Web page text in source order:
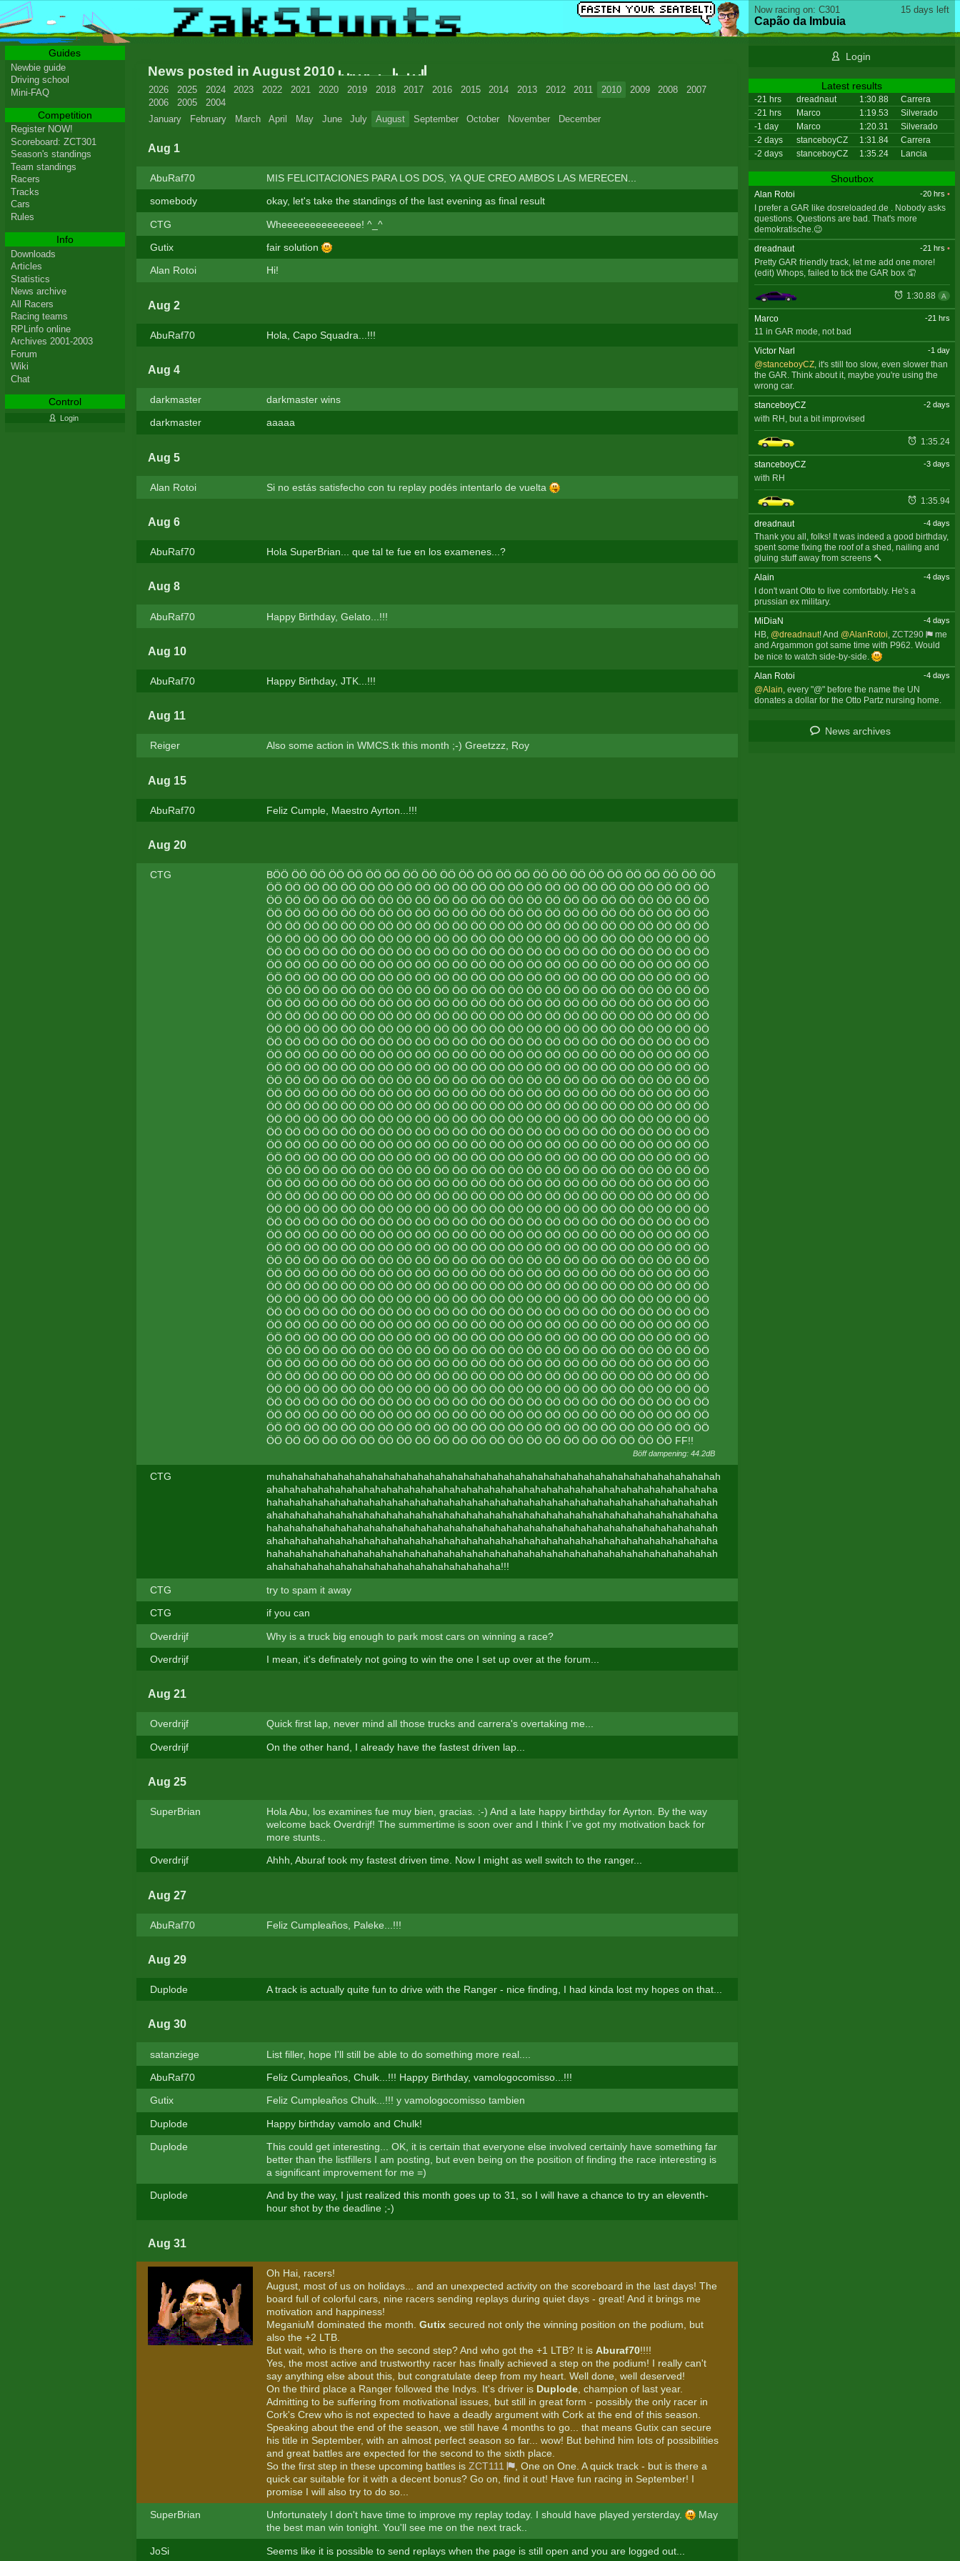
News posted in August 2010
2026 2025 2024 2023 2022 2021 2020 2019 2018 2017 2016 2015 2014 2013 2012 2011 2010 2009 2008
2007
2006
2005
2004
January
February March April May June July August September October November December
Aug 1
AbuRaf70 MIS FELICITACIONES PARA LOS DOS, YA QUE CREO AMBOS LAS MERECEN...
somebody okay, let's take the standings of the last evening as final result
CTG Wheeeeeeeeeeeeee! ^_^
Gutix fair solution
Alan Rotoi Hi!
Aug 2
AbuRaf70 Hola, Capo Squadra...!!!
Aug 4
darkmaster darkmaster wins
darkmaster aaaaa
Aug 5
Alan Rotoi Si no estás satisfecho con tu replay podés intentarlo de vuelta
Aug 6
AbuRaf70 Hola SuperBrian... que tal te fue en los examenes...?
Aug 8
AbuRaf70 Happy Birthday, Gelato...!!!
Aug 10
AbuRaf70 Happy Birthday, JTK...!!!
Aug 11
Reiger Also some action in WMCS.tk this month ;-) Greetzzz, Roy
Aug 15
AbuRaf70 Feliz Cumple, Maestro Ayrton...!!!
Aug 20
CTG
BÖÖ ÖÖ ÖÖ ÖÖ ÖÖ ÖÖ ÖÖ ÖÖ ÖÖ ÖÖ ÖÖ ÖÖ ÖÖ ÖÖ ÖÖ ÖÖ ÖÖ ÖÖ ÖÖ ÖÖ ÖÖ ÖÖ ÖÖ ÖÖ
ÖÖ ÖÖ ÖÖ ÖÖ ÖÖ ÖÖ ÖÖ ÖÖ ÖÖ ÖÖ ÖÖ ÖÖ ÖÖ ÖÖ ÖÖ ÖÖ ÖÖ ÖÖ ÖÖ ÖÖ ÖÖ ÖÖ ÖÖ ÖÖ
ÖÖ ÖÖ ÖÖ ÖÖ ÖÖ ÖÖ ÖÖ ÖÖ ÖÖ ÖÖ ÖÖ ÖÖ ÖÖ ÖÖ ÖÖ ÖÖ ÖÖ ÖÖ ÖÖ ÖÖ ÖÖ ÖÖ ÖÖ ÖÖ
ÖÖ ÖÖ ÖÖ ÖÖ ÖÖ ÖÖ ÖÖ ÖÖ ÖÖ ÖÖ ÖÖ ÖÖ ÖÖ ÖÖ ÖÖ ÖÖ ÖÖ ÖÖ ÖÖ ÖÖ ÖÖ ÖÖ ÖÖ ÖÖ
ÖÖ ÖÖ ÖÖ ÖÖ ÖÖ ÖÖ ÖÖ ÖÖ ÖÖ ÖÖ ÖÖ ÖÖ ÖÖ ÖÖ ÖÖ ÖÖ ÖÖ ÖÖ ÖÖ ÖÖ ÖÖ ÖÖ ÖÖ ÖÖ
ÖÖ ÖÖ ÖÖ ÖÖ ÖÖ ÖÖ ÖÖ ÖÖ ÖÖ ÖÖ ÖÖ ÖÖ ÖÖ ÖÖ ÖÖ ÖÖ ÖÖ ÖÖ ÖÖ ÖÖ ÖÖ ÖÖ ÖÖ ÖÖ
ÖÖ ÖÖ ÖÖ ÖÖ ÖÖ ÖÖ ÖÖ ÖÖ ÖÖ ÖÖ ÖÖ ÖÖ ÖÖ ÖÖ ÖÖ ÖÖ ÖÖ ÖÖ ÖÖ ÖÖ ÖÖ ÖÖ ÖÖ ÖÖ
ÖÖ ÖÖ ÖÖ ÖÖ ÖÖ ÖÖ ÖÖ ÖÖ ÖÖ ÖÖ ÖÖ ÖÖ ÖÖ ÖÖ ÖÖ ÖÖ ÖÖ ÖÖ ÖÖ ÖÖ ÖÖ ÖÖ ÖÖ ÖÖ
ÖÖ ÖÖ ÖÖ ÖÖ ÖÖ ÖÖ ÖÖ ÖÖ ÖÖ ÖÖ ÖÖ ÖÖ ÖÖ ÖÖ ÖÖ ÖÖ ÖÖ ÖÖ ÖÖ ÖÖ ÖÖ ÖÖ ÖÖ ÖÖ
ÖÖ ÖÖ ÖÖ ÖÖ ÖÖ ÖÖ ÖÖ ÖÖ ÖÖ ÖÖ ÖÖ ÖÖ ÖÖ ÖÖ ÖÖ ÖÖ ÖÖ ÖÖ ÖÖ ÖÖ ÖÖ ÖÖ ÖÖ ÖÖ
ÖÖ ÖÖ ÖÖ ÖÖ ÖÖ ÖÖ ÖÖ ÖÖ ÖÖ ÖÖ ÖÖ ÖÖ ÖÖ ÖÖ ÖÖ ÖÖ ÖÖ ÖÖ ÖÖ ÖÖ ÖÖ ÖÖ ÖÖ ÖÖ
ÖÖ ÖÖ ÖÖ ÖÖ ÖÖ ÖÖ ÖÖ ÖÖ ÖÖ ÖÖ ÖÖ ÖÖ ÖÖ ÖÖ ÖÖ ÖÖ ÖÖ ÖÖ ÖÖ ÖÖ ÖÖ ÖÖ ÖÖ ÖÖ
ÖÖ ÖÖ ÖÖ ÖÖ ÖÖ ÖÖ ÖÖ ÖÖ ÖÖ ÖÖ ÖÖ ÖÖ ÖÖ ÖÖ ÖÖ ÖÖ ÖÖ ÖÖ ÖÖ ÖÖ ÖÖ ÖÖ ÖÖ ÖÖ
ÖÖ ÖÖ ÖÖ ÖÖ ÖÖ ÖÖ ÖÖ ÖÖ ÖÖ ÖÖ ÖÖ ÖÖ ÖÖ ÖÖ ÖÖ ÖÖ ÖÖ ÖÖ ÖÖ ÖÖ ÖÖ ÖÖ ÖÖ ÖÖ
ÖÖ ÖÖ ÖÖ ÖÖ ÖÖ ÖÖ ÖÖ ÖÖ ÖÖ ÖÖ ÖÖ ÖÖ ÖÖ ÖÖ ÖÖ ÖÖ ÖÖ ÖÖ ÖÖ ÖÖ ÖÖ ÖÖ ÖÖ ÖÖ
ÖÖ ÖÖ ÖÖ ÖÖ ÖÖ ÖÖ ÖÖ ÖÖ ÖÖ ÖÖ ÖÖ ÖÖ ÖÖ ÖÖ ÖÖ ÖÖ ÖÖ ÖÖ ÖÖ ÖÖ ÖÖ ÖÖ ÖÖ ÖÖ
ÖÖ ÖÖ ÖÖ ÖÖ ÖÖ ÖÖ ÖÖ ÖÖ ÖÖ ÖÖ ÖÖ ÖÖ ÖÖ ÖÖ ÖÖ ÖÖ ÖÖ ÖÖ ÖÖ ÖÖ ÖÖ ÖÖ ÖÖ ÖÖ
ÖÖ ÖÖ ÖÖ ÖÖ ÖÖ ÖÖ ÖÖ ÖÖ ÖÖ ÖÖ ÖÖ ÖÖ ÖÖ ÖÖ ÖÖ ÖÖ ÖÖ ÖÖ ÖÖ ÖÖ ÖÖ ÖÖ ÖÖ ÖÖ
ÖÖ ÖÖ ÖÖ ÖÖ ÖÖ ÖÖ ÖÖ ÖÖ ÖÖ ÖÖ ÖÖ ÖÖ ÖÖ ÖÖ ÖÖ ÖÖ ÖÖ ÖÖ ÖÖ ÖÖ ÖÖ ÖÖ ÖÖ ÖÖ
ÖÖ ÖÖ ÖÖ ÖÖ ÖÖ ÖÖ ÖÖ ÖÖ ÖÖ ÖÖ ÖÖ ÖÖ ÖÖ ÖÖ ÖÖ ÖÖ ÖÖ ÖÖ ÖÖ ÖÖ ÖÖ ÖÖ ÖÖ ÖÖ
ÖÖ ÖÖ ÖÖ ÖÖ ÖÖ ÖÖ ÖÖ ÖÖ ÖÖ ÖÖ ÖÖ ÖÖ ÖÖ ÖÖ ÖÖ ÖÖ ÖÖ ÖÖ ÖÖ ÖÖ ÖÖ ÖÖ ÖÖ ÖÖ
ÖÖ ÖÖ ÖÖ ÖÖ ÖÖ ÖÖ ÖÖ ÖÖ ÖÖ ÖÖ ÖÖ ÖÖ ÖÖ ÖÖ ÖÖ ÖÖ ÖÖ ÖÖ ÖÖ ÖÖ ÖÖ ÖÖ ÖÖ ÖÖ
ÖÖ ÖÖ ÖÖ ÖÖ ÖÖ ÖÖ ÖÖ ÖÖ ÖÖ ÖÖ ÖÖ ÖÖ ÖÖ ÖÖ ÖÖ ÖÖ ÖÖ ÖÖ ÖÖ ÖÖ ÖÖ ÖÖ ÖÖ ÖÖ
ÖÖ ÖÖ ÖÖ ÖÖ ÖÖ ÖÖ ÖÖ ÖÖ ÖÖ ÖÖ ÖÖ ÖÖ ÖÖ ÖÖ ÖÖ ÖÖ ÖÖ ÖÖ ÖÖ ÖÖ ÖÖ ÖÖ ÖÖ ÖÖ
ÖÖ ÖÖ ÖÖ ÖÖ ÖÖ ÖÖ ÖÖ ÖÖ ÖÖ ÖÖ ÖÖ ÖÖ ÖÖ ÖÖ ÖÖ ÖÖ ÖÖ ÖÖ ÖÖ ÖÖ ÖÖ ÖÖ ÖÖ ÖÖ
ÖÖ ÖÖ ÖÖ ÖÖ ÖÖ ÖÖ ÖÖ ÖÖ ÖÖ ÖÖ ÖÖ ÖÖ ÖÖ ÖÖ ÖÖ ÖÖ ÖÖ ÖÖ ÖÖ ÖÖ ÖÖ ÖÖ ÖÖ ÖÖ
ÖÖ ÖÖ ÖÖ ÖÖ ÖÖ ÖÖ ÖÖ ÖÖ ÖÖ ÖÖ ÖÖ ÖÖ ÖÖ ÖÖ ÖÖ ÖÖ ÖÖ ÖÖ ÖÖ ÖÖ ÖÖ ÖÖ ÖÖ ÖÖ
ÖÖ ÖÖ ÖÖ ÖÖ ÖÖ ÖÖ ÖÖ ÖÖ ÖÖ ÖÖ ÖÖ ÖÖ ÖÖ ÖÖ ÖÖ ÖÖ ÖÖ ÖÖ ÖÖ ÖÖ ÖÖ ÖÖ ÖÖ ÖÖ
ÖÖ ÖÖ ÖÖ ÖÖ ÖÖ ÖÖ ÖÖ ÖÖ ÖÖ ÖÖ ÖÖ ÖÖ ÖÖ ÖÖ ÖÖ ÖÖ ÖÖ ÖÖ ÖÖ ÖÖ ÖÖ ÖÖ ÖÖ ÖÖ
ÖÖ ÖÖ ÖÖ ÖÖ ÖÖ ÖÖ ÖÖ ÖÖ ÖÖ ÖÖ ÖÖ ÖÖ ÖÖ ÖÖ ÖÖ ÖÖ ÖÖ ÖÖ ÖÖ ÖÖ ÖÖ ÖÖ ÖÖ ÖÖ
ÖÖ ÖÖ ÖÖ ÖÖ ÖÖ ÖÖ ÖÖ ÖÖ ÖÖ ÖÖ ÖÖ ÖÖ ÖÖ ÖÖ ÖÖ ÖÖ ÖÖ ÖÖ ÖÖ ÖÖ ÖÖ ÖÖ ÖÖ ÖÖ
ÖÖ ÖÖ ÖÖ ÖÖ ÖÖ ÖÖ ÖÖ ÖÖ ÖÖ ÖÖ ÖÖ ÖÖ ÖÖ ÖÖ ÖÖ ÖÖ ÖÖ ÖÖ ÖÖ ÖÖ ÖÖ ÖÖ ÖÖ ÖÖ
ÖÖ ÖÖ ÖÖ ÖÖ ÖÖ ÖÖ ÖÖ ÖÖ ÖÖ ÖÖ ÖÖ ÖÖ ÖÖ ÖÖ ÖÖ ÖÖ ÖÖ ÖÖ ÖÖ ÖÖ ÖÖ ÖÖ ÖÖ ÖÖ
ÖÖ ÖÖ ÖÖ ÖÖ ÖÖ ÖÖ ÖÖ ÖÖ ÖÖ ÖÖ ÖÖ ÖÖ ÖÖ ÖÖ ÖÖ ÖÖ ÖÖ ÖÖ ÖÖ ÖÖ ÖÖ ÖÖ ÖÖ ÖÖ
ÖÖ ÖÖ ÖÖ ÖÖ ÖÖ ÖÖ ÖÖ ÖÖ ÖÖ ÖÖ ÖÖ ÖÖ ÖÖ ÖÖ ÖÖ ÖÖ ÖÖ ÖÖ ÖÖ ÖÖ ÖÖ ÖÖ ÖÖ ÖÖ
ÖÖ ÖÖ ÖÖ ÖÖ ÖÖ ÖÖ ÖÖ ÖÖ ÖÖ ÖÖ ÖÖ ÖÖ ÖÖ ÖÖ ÖÖ ÖÖ ÖÖ ÖÖ ÖÖ ÖÖ ÖÖ ÖÖ ÖÖ ÖÖ
ÖÖ ÖÖ ÖÖ ÖÖ ÖÖ ÖÖ ÖÖ ÖÖ ÖÖ ÖÖ ÖÖ ÖÖ ÖÖ ÖÖ ÖÖ ÖÖ ÖÖ ÖÖ ÖÖ ÖÖ ÖÖ ÖÖ ÖÖ ÖÖ
ÖÖ ÖÖ ÖÖ ÖÖ ÖÖ ÖÖ ÖÖ ÖÖ ÖÖ ÖÖ ÖÖ ÖÖ ÖÖ ÖÖ ÖÖ ÖÖ ÖÖ ÖÖ ÖÖ ÖÖ ÖÖ ÖÖ ÖÖ ÖÖ
ÖÖ ÖÖ ÖÖ ÖÖ ÖÖ ÖÖ ÖÖ ÖÖ ÖÖ ÖÖ ÖÖ ÖÖ ÖÖ ÖÖ ÖÖ ÖÖ ÖÖ ÖÖ ÖÖ ÖÖ ÖÖ ÖÖ ÖÖ ÖÖ
ÖÖ ÖÖ ÖÖ ÖÖ ÖÖ ÖÖ ÖÖ ÖÖ ÖÖ ÖÖ ÖÖ ÖÖ ÖÖ ÖÖ ÖÖ ÖÖ ÖÖ ÖÖ ÖÖ ÖÖ ÖÖ ÖÖ ÖÖ ÖÖ
ÖÖ ÖÖ ÖÖ ÖÖ ÖÖ ÖÖ ÖÖ ÖÖ ÖÖ ÖÖ ÖÖ ÖÖ ÖÖ ÖÖ ÖÖ ÖÖ ÖÖ ÖÖ ÖÖ ÖÖ ÖÖ ÖÖ ÖÖ ÖÖ
ÖÖ ÖÖ ÖÖ ÖÖ ÖÖ ÖÖ ÖÖ ÖÖ ÖÖ ÖÖ ÖÖ ÖÖ ÖÖ ÖÖ ÖÖ ÖÖ ÖÖ ÖÖ ÖÖ ÖÖ ÖÖ ÖÖ ÖÖ ÖÖ
ÖÖ ÖÖ ÖÖ ÖÖ ÖÖ ÖÖ ÖÖ ÖÖ ÖÖ ÖÖ ÖÖ ÖÖ ÖÖ ÖÖ ÖÖ ÖÖ ÖÖ ÖÖ ÖÖ ÖÖ ÖÖ ÖÖ ÖÖ ÖÖ
ÖÖ ÖÖ ÖÖ ÖÖ ÖÖ ÖÖ ÖÖ ÖÖ ÖÖ ÖÖ ÖÖ ÖÖ ÖÖ ÖÖ ÖÖ ÖÖ ÖÖ ÖÖ ÖÖ ÖÖ ÖÖ ÖÖ ÖÖ ÖÖ
ÖÖ ÖÖ ÖÖ ÖÖ ÖÖ ÖÖ ÖÖ ÖÖ ÖÖ ÖÖ ÖÖ ÖÖ ÖÖ ÖÖ ÖÖ ÖÖ ÖÖ ÖÖ ÖÖ ÖÖ ÖÖ ÖÖ FF!!
Böff dampening: 44.2dB
CTG
muhahahahahahahahahahahahahahahahahahahahahahahahahahahahahahahahahahahahahahah
ahahahahahahahahahahahahahahahahahahahahahahahahahahahahahahahahahahahahahahaha
hahahahahahahahahahahahahahahahahahahahahahahahahahahahahahahahahahahahahahahah
ahahahahahahahahahahahahahahahahahahahahahahahahahahahahahahahahahahahahahahaha
hahahahahahahahahahahahahahahahahahahahahahahahahahahahahahahahahahahahahahahah
ahahahahahahahahahahahahahahahahahahahahahahahahahahahahahahahahahahahahahahaha
hahahahahahahahahahahahahahahahahahahahahahahahahahahahahahahahahahahahahahahah
ahahahahahahahahahahahahahahahahahahahaha!!!
CTG try to spam it away
CTG if you can
Overdrijf Why is a truck big enough to park most cars on winning a race?
Overdrijf I mean, it's definately not going to win the one I set up over at the forum...
Aug 21
Overdrijf Quick first lap, never mind all those trucks and carrera's overtaking me...
Overdrijf On the other hand, I already have the fastest driven lap...
Aug 25
SuperBrian
Hola Abu, los examines fue muy bien, gracias. :-) And a late happy birthday for Ayrton. By the way
welcome back Overdrijf! The summertime is soon over and I think I´ve got my motivation back for
more stunts..
Overdrijf Ahhh, Aburaf took my fastest driven time. Now I might as well switch to the ranger...
Aug 27
AbuRaf70 Feliz Cumpleaños, Paleke...!!!
Aug 29
Duplode A track is actually quite fun to drive with the Ranger - nice finding, I had kinda lost my hopes on that...
Aug 30
satanziege List filler, hope I'll still be able to do something more real....
AbuRaf70 Feliz Cumpleaños, Chulk...!!! Happy Birthday, vamologocomisso...!!!
Gutix Feliz Cumpleaños Chulk...!!! y vamologocomisso tambien
Duplode Happy birthday vamolo and Chulk!
Duplode
This could get interesting... OK, it is certain that everyone else involved certainly have something far
better than the listfillers I am posting, but even being on the position of finding the race interesting is
a significant improvement for me =)
Duplode
And by the way, I just realized this month goes up to 31, so I will have a chance to try an eleventh-
hour shot by the deadline ;-)
Aug 31
Oh Hai, racers!
August, most of us on holidays... and an unexpected activity on the scoreboard in the last days! The
board full of colorful cars, nine racers sending replays during quiet days - great! And it brings me
motivation and happiness!
MeganiuM dominated the month. Gutixsecured not only the winning position on the podium, but
also the +2 LTB.
But wait, who is there on the second step? And who got the +1 LTB? It is Aburaf70!!!!
Yes, the most active and trustworthy racer has finally achieved a step on the podium! I really can't
say anything else about this, but congratulate deep from my heart. Well done, well deserved!
On the third place a Ranger followed the Indys. It's driver is Duplode, champion of last year.
Admitting to be suffering from motivational issues, but still in great form - possibly the only racer in
Cork's Crew who is not expected to have a deadly argument with Cork at the end of this season.
Speaking about the end of the season, we still have 4 months to go... that means Gutix can secure
his title in September, with an almost perfect season so far... wow! But behind him lots of possibilities
and great battles are expected for the second to the sixth place.
So the first step in these upcoming battles is ZCT111
, One on One. A quick track - but is there a
quick car suitable for it with a decent bonus? Go on, find it out! Have fun racing in September! I
promise I will also try to do so...
SuperBrian Unfortunately I don't have time to improve my replay today. I should have played yersterday.
May
the best man win tonight. You'll see me on the next track..
JoSi Seems like it is possible to send replays when the page is still open and you are logged out...
15 days left
Now racing on: C301
Capão da Imbuia
Login
Latest results
-21 hrs dreadnaut 1:30.88
Carrera
-21 hrs
Marco 1:19.53
Silverado
-1 day
Marco 1:20.31
Silverado
-2 days
stanceboyCZ 1:31.84
Carrera
-2 days
stanceboyCZ 1:35.24 Lancia
Shoutbox
Alan Rotoi -20 hrs •
I prefer a GAR like dosreloaded.de . Nobody asks
questions. Questions are bad. That's more
demokratische.😉
dreadnaut
-21 hrs •
Pretty GAR friendly track, let me add one more!
(edit) Whops, failed to tick the GAR box 🤦
1:30.88 A
Marco -21 hrs
11 in GAR mode, not bad
Victor Narl
-1 day
@stanceboyCZ, it's still too slow, even slower than
the GAR. Think about it, maybe you're using the
wrong car.
stanceboyCZ
-2 days
with RH, but a bit improvised
1:35.24
stanceboyCZ -3 days
with RH
1:35.94
dreadnaut -4 days
Thank you all, folks! It was indeed a good birthday,
spent some fixing the roof of a shed, nailing and
gluing stuff away from screens 🔨
Alain
-4 days
I don't want Otto to live comfortably. He's a
prussian ex military.
MiDiaN
-4 days
HB, @dreadnaut! And @AlanRotoi, ZCT290
me
and Argammon got same time with P962. Would
be nice to watch side-by-side.
Alan Rotoi
-4 days
@Alain , every "@" before the name the UN
donates a dollar for the Otto Partz nursing home.
News archives
Guides
Newbie guide
Driving school
Mini-FAQ
Competition
Register NOW!
Scoreboard: ZCT301
Season's standings
Team standings
Racers
Tracks
Cars
Rules
Info
Downloads
Articles
Statistics
News archive
All Racers
Racing teams
RPLinfo online
Archives 2001-2003
Forum
Wiki
Chat
Control
Login